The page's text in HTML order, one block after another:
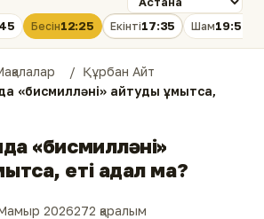
Бесін12:25 Екінті17:35 Шам19:54
Құрбан Айт
«бисмилләні» айтуды ұмытса,
«бисмилләні»
еті адал ма?
2026272 қаралым